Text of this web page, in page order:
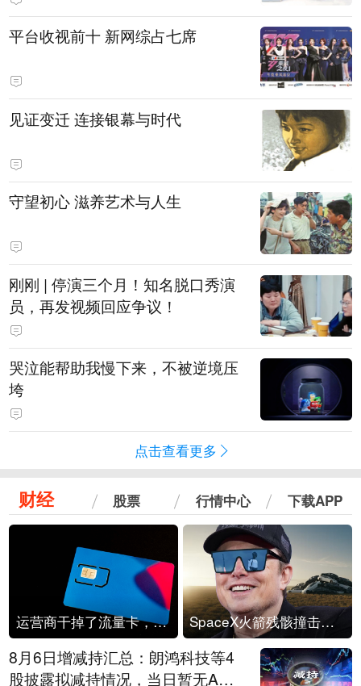
平台收视前十 新网综占七席
见证变迁 连接银幕与时代
守望初心 滋养艺术与人生
刚刚 | 停演三个月！知名脱口秀演
员，再发视频回应争议！
哭泣能帮助我慢下来，不被逆境压
垮
点击查看更多
财经 股票 行情中心 下载APP
运营商干掉了流量卡，他们真的玩不起了 SpaceX火箭残骸撞击月球
8月6日增减持汇总：朗鸿科技等4
股披露拟减持情况，当日暂无A股